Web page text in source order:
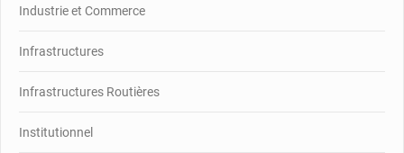
Industrie et Commerce
Infrastructures
Infrastructures Routières
Institutionnel